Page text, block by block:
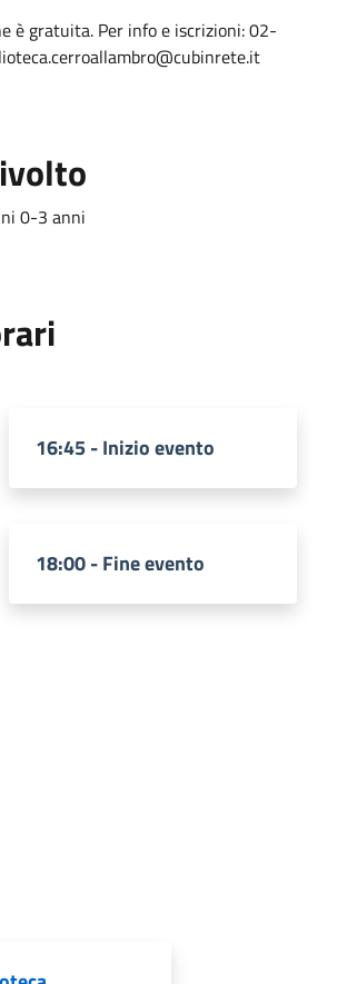
è gratuita. Per info e iscrizioni: 02-
0-3 anni
16:45 - Inizio evento
18:00 - Fine evento